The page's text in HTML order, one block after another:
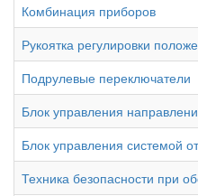
Комбинация приборов
Рукоятка регулировки
Подрулевые переключатели
Блок управления
Блок управления системой
Техника безопасности при